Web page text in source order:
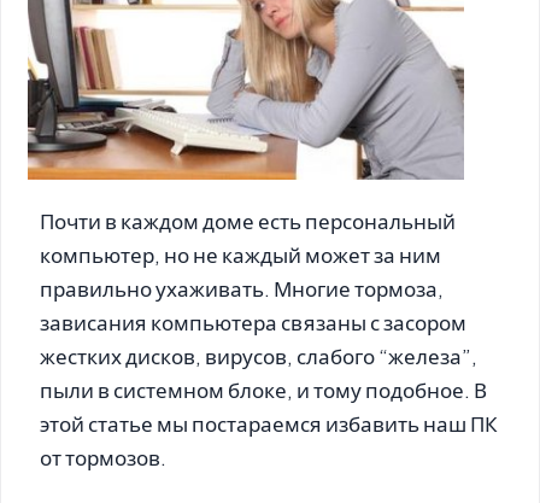
Почти в каждом доме есть персональный
компьютер, но не каждый может за ним
правильно ухаживать. Многие тормоза,
зависания компьютера связаны с засором
жестких дисков, вирусов, слабого “железа”,
пыли в системном блоке, и тому подобное. В
этой статье мы постараемся избавить наш ПК
от тормозов.